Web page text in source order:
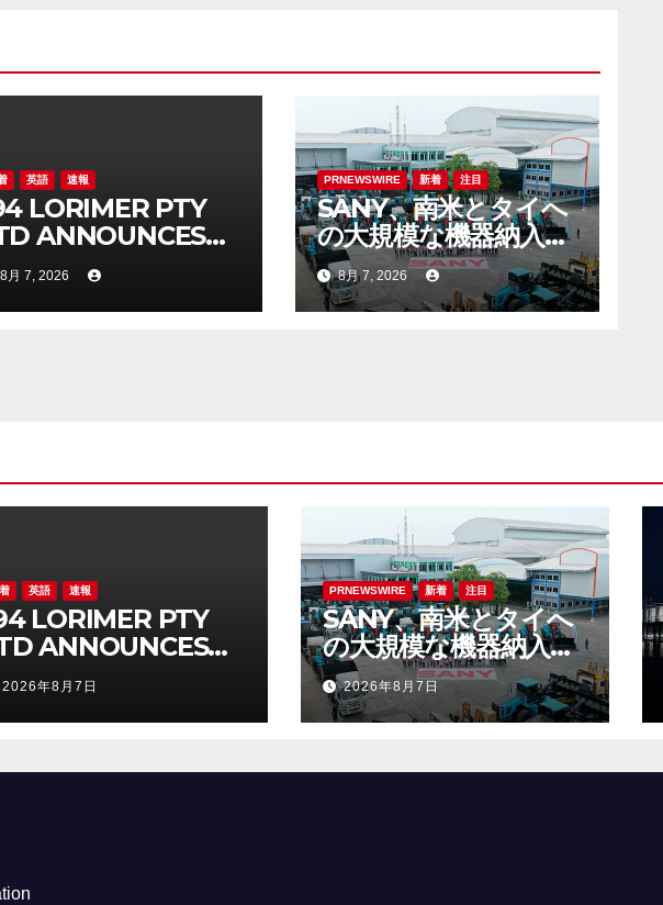
英語 速報
LORIMER PTY
ANNOUNCES
OF AUD
SENIOR
LOAN
8月 7, 2026
PRNEWSWIRE 新着 注目
SANY、南米とタイへ
の大規模な機器納入で
世界的な存在感を高め
る8月 7, 2026
英語 速報
LORIMER PTY
ANNOUNCES
OF AUD
SENIOR
LOAN
2026年8月7日
PRNEWSWIRE 新着 注目
SANY、南米とタイへ
の大規模な機器納入で
世界的な存在感を高め
る2026年8月7日